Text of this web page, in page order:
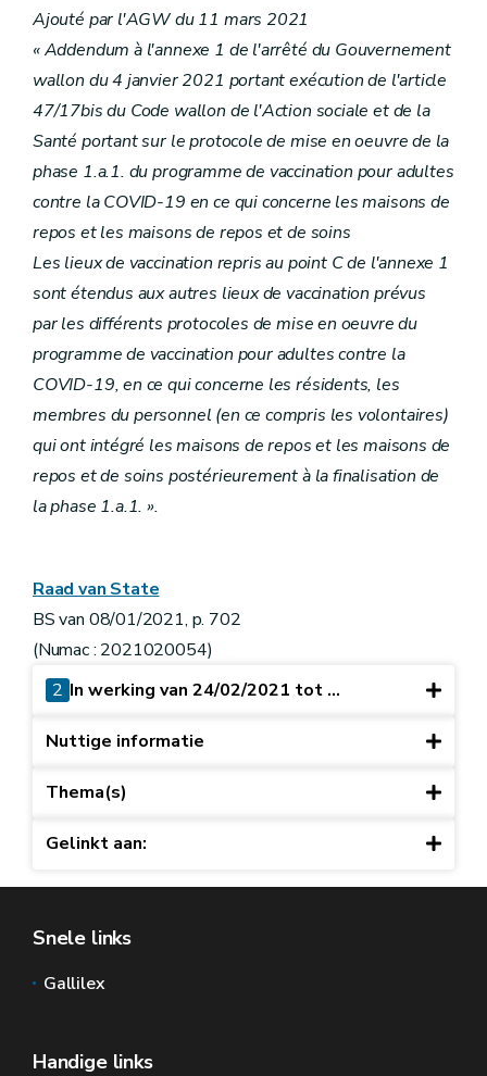
Ajouté par l'AGW du 11 mars 2021
« Addendum à l'annexe 1 de l'arrêté du Gouvernement
wallon du 4 janvier 2021 portant exécution de l'article
47/17bis du Code wallon de l'Action sociale et de la
Santé portant sur le protocole de mise en oeuvre de la
phase 1.a.1. du programme de vaccination pour adultes
contre la COVID-19 en ce qui concerne les maisons de
repos et les maisons de repos et de soins
Les lieux de vaccination repris au point C de l'annexe 1
sont étendus aux autres lieux de vaccination prévus
par les différents protocoles de mise en oeuvre du
programme de vaccination pour adultes contre la
COVID-19, en ce qui concerne les résidents, les
membres du personnel (en ce compris les volontaires)
qui ont intégré les maisons de repos et les maisons de
repos et de soins postérieurement à la finalisation de
la phase 1.a.1. ».
Raad van State
BS van 08/01/2021, p. 702
(Numac : 2021020054)
2 In werking van 24/02/2021 tot ...
Nuttige informatie
Thema(s)
Gelinkt aan:
Snele links
Gallilex
Handige links